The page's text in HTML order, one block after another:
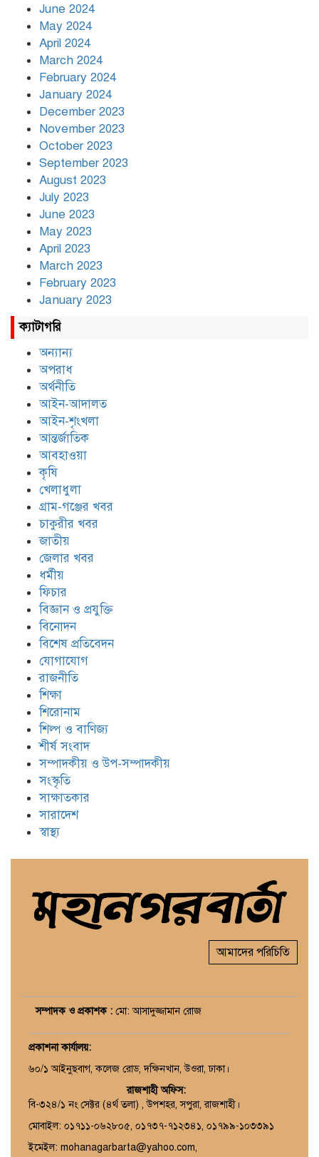
June 2024
May 2024
April 2024
March 2024
February 2024
January 2024
December 2023
November 2023
October 2023
September 2023
August 2023
July 2023
June 2023
May 2023
April 2023
March 2023
February 2023
January 2023
ক্যাটাগরি
অন্যান্য
অপরাধ
অর্থনীতি
আইন-আদালত
আইন-শৃংখলা
আন্তর্জাতিক
আবহাওয়া
কৃষি
খেলাধুলা
গ্রাম-গঞ্জের খবর
চাকুরীর খবর
জাতীয়
জেলার খবর
ধর্মীয়
ফিচার
বিজ্ঞান ও প্রযুক্তি
বিনোদন
বিশেষ প্রতিবেদন
যোগাযোগ
রাজনীতি
শিক্ষা
শিরোনাম
শিল্প ও বাণিজ্য
শীর্ষ সংবাদ
সম্পাদকীয় ও উপ-সম্পাদকীয়
সংস্কৃতি
সাক্ষাতকার
সারাদেশ
স্বাস্থ্য
আমাদের পরিচিতি
সম্পাদক ও প্রকাশক : মো: আসাদুজ্জামান রোজ
প্রকাশনা কার্যালয়:
৬০/১ আইনুছবাগ, কলেজ রোড, দক্ষিনখান, উওরা, ঢাকা।
রাজশাহী অফিস:
বি-৩২৪/১ নং সেক্টর (৪র্থ তলা) , উপশহর, সপুরা, রাজশাহী।
মোবাইল: ০১৭১১-০৬২৮০৫, ০১৭৩৭-৭১২৩৪১, ০১৭৯৯-১০৩৩৯১
ইমেইল: mohanagarbarta@yahoo.com,